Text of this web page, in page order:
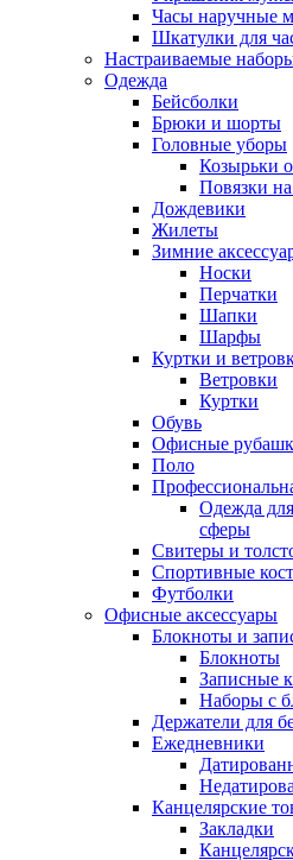
Часы наручные
Шкатулки для
Настраиваемые
Одежда
Бейсболки
Брюки и шорты
Головные уборы
Козырьки
Повязки
Дождевики
Жилеты
Зимние
Носки
Перчатки
Шапки
Шарфы
Куртки и
Ветровки
Куртки
Обувь
Офисные
Поло
Одежда
сферы
Свитеры и
Спортивные
Футболки
Офисные аксессуары
Блокноты и
Блокноты
Записные
Наборы с
Держатели для
Ежедневники
Канцелярские
Закладки